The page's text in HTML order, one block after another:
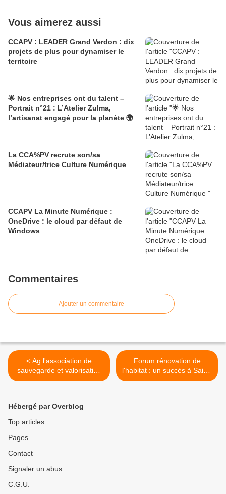
Vous aimerez aussi
CCAPV : LEADER Grand Verdon : dix
projets de plus pour dynamiser le
territoire
🌟 Nos entreprises ont du talent –
Portrait n°21 : L’Atelier Zulma,
l’artisanat engagé pour la planète 🌍
La CCA%PV recrute son/sa
Médiateur/trice Culture Numérique
CCAPV La Minute Numérique :
OneDrive : le cloud par défaut de
Windows​​​​​​​
Commentaires
Ajouter un commentaire
< Ag l'association de
sauvegarde et valorisation
du patrimoine de
Forum rénovation de
l'habitat : un succès à Saint-
André-les-Alpes >
Hébergé par Overblog
Top articles
Pages
Contact
Signaler un abus
C.G.U.